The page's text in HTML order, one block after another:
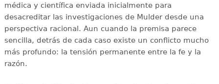
médica y científica enviada inicialmente para
desacreditar las investigaciones de Mulder desde una
perspectiva racional. Aun cuando la premisa parece
sencilla, detrás de cada caso existe un conflicto mucho
más profundo: la tensión permanente entre la fe y la
razón.